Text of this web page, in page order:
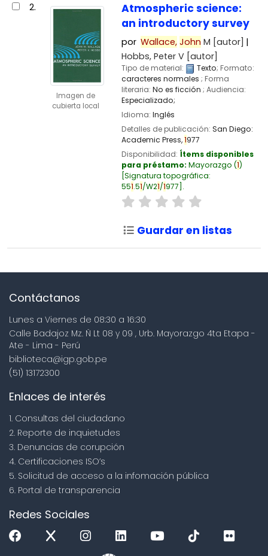
2.
Imagen de
cubierta local
Atmospheric science:
an introductory survey
por Wallace, John M [autor]
Hobbs, Peter V[autor]
Tipo de material: Texto; Formato:
caracteres normales ; Forma
literaria: No es ficción ; Audiencia:
Especializado;
Idioma: Inglés
Detalles de publicación: San Diego:
Academic Press,1977
Disponibilidad: Ítems disponibles
para préstamo: Mayorazgo (1)
Signatura topográfica:
551.51/W21/1977 .
Guardar en listas
Contáctanos
Lunes a Viernes de 08:30 a 16:30
Calle Badajoz Mz. Ñ Lt 08 y 09 , Urb. Mayorazgo 4ta Etapa -
Ate - Lima - Perú
biblioteca@igp.gob.pe
(51) 13172300
Enlaces de interés
1. Consultas del ciudadano
2. Reporte de inquietudes
3. Denuncias de corupción
4. Certificaciones ISO’s
5. Solicitud de acceso a la infomación pública
6. Portal de transparencia
Redes Sociales